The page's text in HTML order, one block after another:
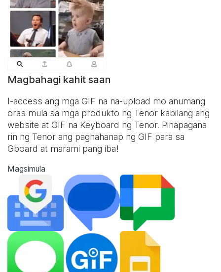
Magbahagi kahit saan
I-access ang mga GIF na na-upload mo anumang
oras mula sa mga produkto ng Tenor kabilang ang
website at GIF na Keyboard ng Tenor. Pinapagana
rin ng Tenor ang paghahanap ng GIF para sa
Gboard at marami pang iba!
Magsimula